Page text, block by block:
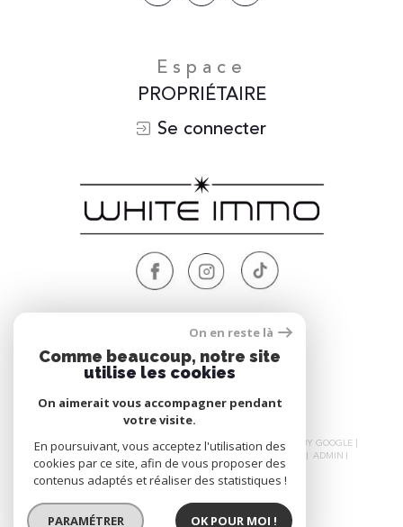
Espace
PROPRIÉTAIRE
Se connecter
Nous
ADHÉRONS
© 2026 | TOUS DROITS RÉSERVÉS | TRADUCTION POWERED BY GOOGLE |
NOS HONORAIRES
PLAN DU SITE MENTIONS LÉGALES
ADMIN
NOS LIENS
POLITIQUE RGPD COOKIES
On en reste là
Comme beaucoup, notre site
utilise les cookies
On aimerait vous accompagner pendant
votre visite.
En poursuivant, vous acceptez l'utilisation des
cookies par ce site, afin de vous proposer des
contenus adaptés et réaliser des statistiques !
PARAMÉTRER OK POUR MOI !